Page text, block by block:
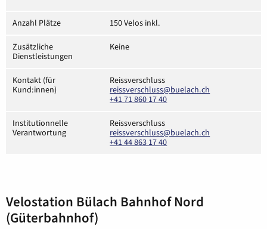
Anzahl Plätze
150 Velos inkl.
Zusätzliche
Dienstleistungen
Keine
Kontakt (für
Kund:innen)
Reissverschluss
reissverschluss@buelach.ch
+41 71 860 17 40
Institutionnelle
Verantwortung
Reissverschluss
reissverschluss@buelach.ch
+41 44 863 17 40
Velostation Bülach Bahnhof Nord
(Güterbahnhof)